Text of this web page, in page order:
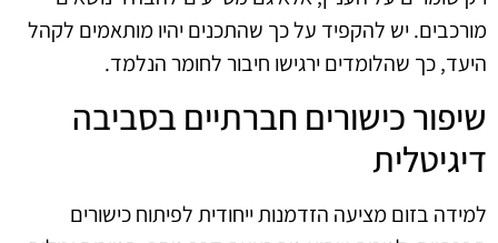
מורכבים. יש להקפיד על כך שהתכנים יהיו מותאמים לקהל
היעד, כך שהלומדים ירגישו חיבור לחומר הנלמד.
שיפור כישורים חברתיים בסביבה
דיגיטלית
למידה בזום מציעה הזדמנות ייחודית לפיתוח כישורים